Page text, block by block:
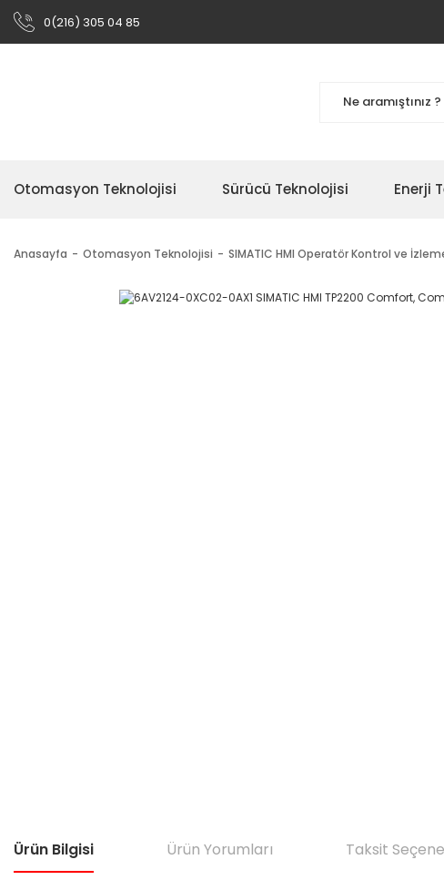
0(216) 305 04 85
Otomasyon Teknolojisi Sürücü Teknolojisi Enerji
Anasayfa Otomasyon Teknolojisi SIMATIC HMI Operatör Kontrol ve
Ürün Bilgisi Ürün Yorumları Taksit